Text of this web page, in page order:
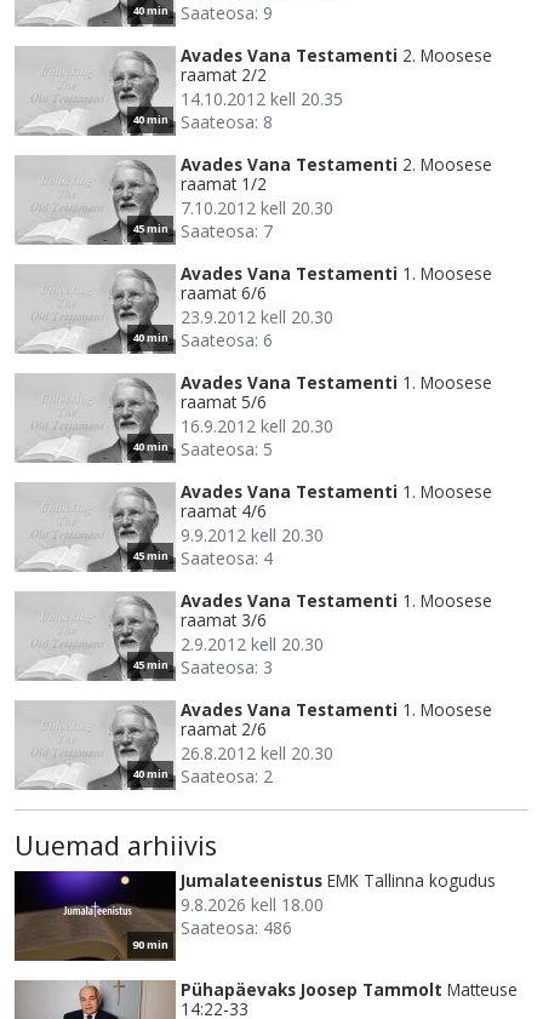
40 min
Saateosa: 9
40 min
Avades Vana Testamenti 2. Moosese
raamat 2/2
14.10.2012 kell 20.35
Saateosa: 8
45 min
Avades Vana Testamenti 2. Moosese
raamat 1/2
7.10.2012 kell 20.30
Saateosa: 7
40 min
Avades Vana Testamenti 1. Moosese
raamat 6/6
23.9.2012 kell 20.30
Saateosa: 6
40 min
Avades Vana Testamenti 1. Moosese
raamat 5/6
16.9.2012 kell 20.30
Saateosa: 5
45 min
Avades Vana Testamenti 1. Moosese
raamat 4/6
9.9.2012 kell 20.30
Saateosa: 4
45 min
Avades Vana Testamenti 1. Moosese
raamat 3/6
2.9.2012 kell 20.30
Saateosa: 3
40 min
Avades Vana Testamenti 1. Moosese
raamat 2/6
26.8.2012 kell 20.30
Saateosa: 2
Uuemad arhiivis
90 min
Jumalateenistus EMK Tallinna kogudus
9.8.2026 kell 18.00
Saateosa: 486
Pühapäevaks Joosep Tammolt Matteuse
14:22-33